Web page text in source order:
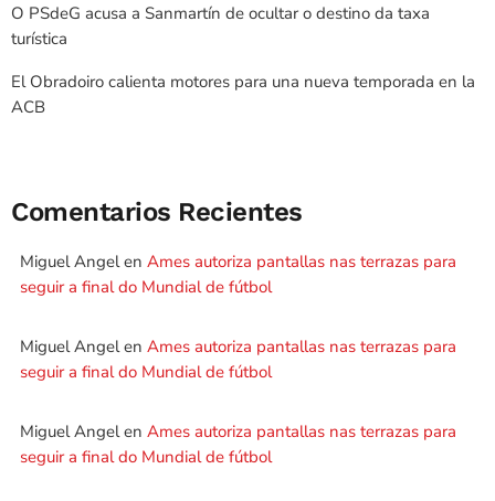
O PSdeG acusa a Sanmartín de ocultar o destino da taxa
turística
El Obradoiro calienta motores para una nueva temporada en la
ACB
Comentarios Recientes
Miguel Angelen Ames autoriza pantallas nas terrazas para
seguir a final do Mundial de fútbol
Miguel Angelen Ames autoriza pantallas nas terrazas para
seguir a final do Mundial de fútbol
Miguel Angelen Ames autoriza pantallas nas terrazas para
seguir a final do Mundial de fútbol